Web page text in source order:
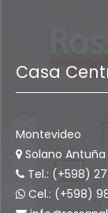
Casa
Montevideo
Solano Antuña
Tel.: (+598)
Cel.: (+598)